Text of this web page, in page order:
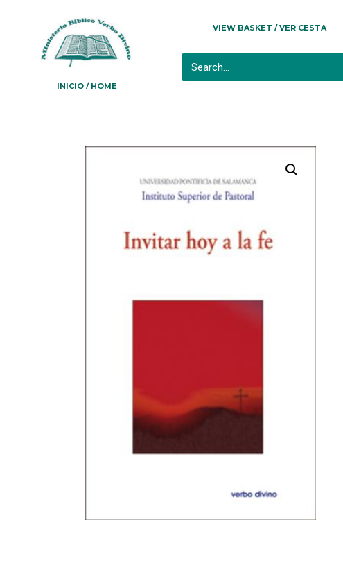
INICIO / HOME
VIEW BASKET / VER CESTA